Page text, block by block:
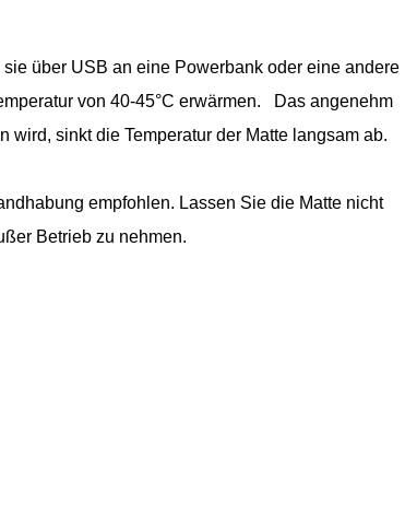
über USB an eine Powerbank oder eine andere
von 40-45°C erwärmen. Das angenehm
sinkt die Temperatur der Matte langsam ab.
empfohlen. Lassen Sie die Matte nicht
Betrieb zu nehmen.